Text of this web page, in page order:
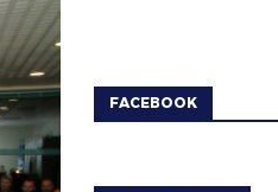
FACEBOOK